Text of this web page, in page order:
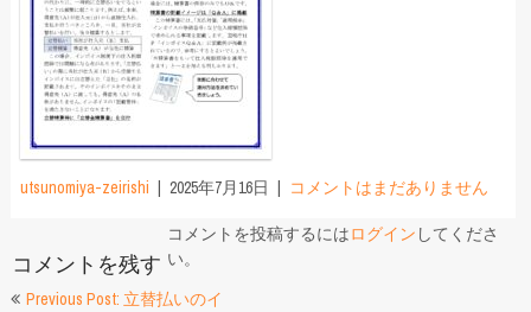
utsunomiya-zeirishi 2025年7月16日 コメントはまだありません
コメントを残す
コメントを投稿するにはログイン してくださ
い。
投Previous Post: 立替払いのイ